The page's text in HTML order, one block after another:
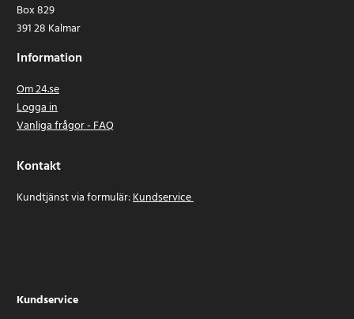
Box 829
391 28 Kalmar
Information
Om 24.se
Logga in
Vanliga frågor - FAQ
Kontakt
Kundtjänst via formulär:Kundservice
Kundservice